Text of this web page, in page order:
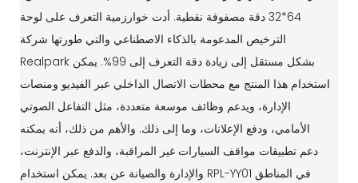
64*32 دقة مصفوفة نقطية. أدت خوارزمية التعرف على لوحة
الترخيص المدعومة بالذكاء الاصطناعي والتي طورتها شركة
Realpark بشكل مستقل إلى زيادة دقة التعرف إلى 99%. يمكن
استخدام هذا المنتج مع محطات الاتصال الداخلي عبر الفيديو ومنصات
الإدارة، ويدعم وظائف موسعة متعددة، مثل التفاعل الصوتي
الأمامي، ودفع الإعلانات، وما إلى ذلك. والأهم من ذلك، أنه يمكنه
دعم تطبيقات مواقف السيارات غير المراقبة، والدفع عبر الإنترنت،
والإدارة والصيانة عن بعد. يمكن استخدام RPL-YY01 في المناطق